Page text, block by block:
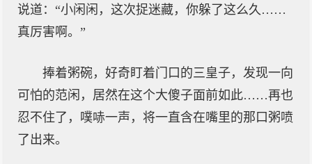
说道：“小闲闲，这次捉迷藏，你躲了这么久……
真厉害啊。”
捧着粥碗，好奇盯着门口的三皇子，发现一向
可怕的范闲，居然在这个大傻子面前如此……再也
忍不住了，噗哧一声，将一直含在嘴里的那口粥喷
了出来。